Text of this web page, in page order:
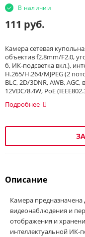
В наличии
111 руб.
Камера сетевая
объектив f2.8mm/F2.0,
б, ИК-подсветка вкл.),
H.265/H.264/MJPEG (2
BLC, 2D/3DNR, AWB,
12VDC/8.4W, PoE
Подробнее
Описание
Камера предназначена
видеонаблюдения и
отображения и
интеллектуальной ИК-